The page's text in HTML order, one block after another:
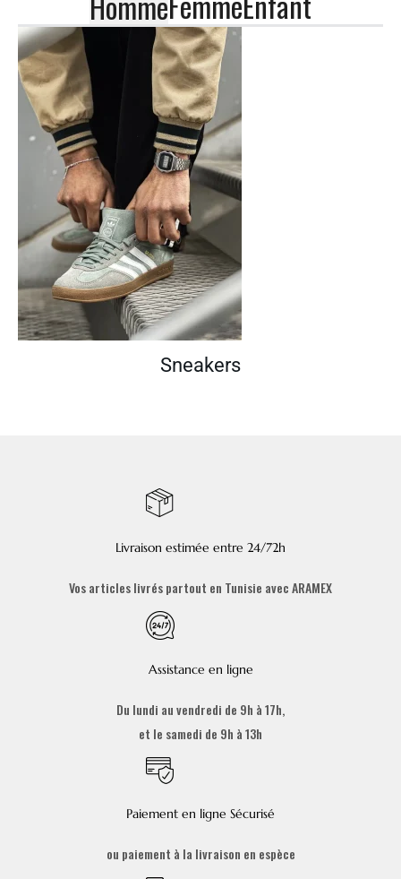
Sneakers
Livraison estimée entre 24/72h
Vos articles livrés partout en Tunisie avec ARAMEX
Assistance en ligne
Du lundi au vendredi de 9h à 17h,
et le samedi de 9h à 13h
Paiement en ligne Sécurisé
ou paiement à la livraison en espèce